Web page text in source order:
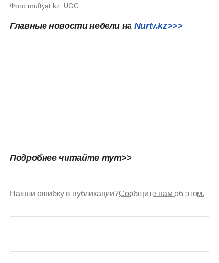
Фото muftyat.kz: UGC
Главные новости недели на Nurtv.kz>>>
Подробнее читайте тут>>
Нашли ошибку в публикации?Сообщите нам об этом.